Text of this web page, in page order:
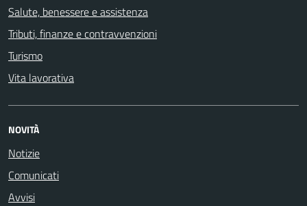
Salute, benessere e assistenza
Tributi, finanze e contravvenzioni
Turismo
Vita lavorativa
NOVITÀ
Notizie
Comunicati
Avvisi